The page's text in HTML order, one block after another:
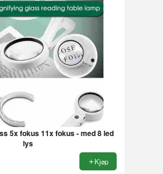
5x fokus 11x fokus - med 8 led
lys
Kjøp